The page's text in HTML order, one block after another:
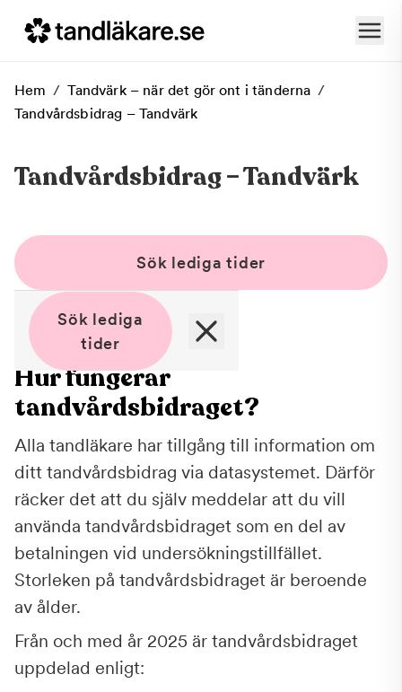
Hem / Tandvärk – när det gör ont i tänderna /
Tandvårdsbidrag – Tandvärk
Tandvårdsbidrag – Tandvärk
Sök lediga tider
Sök lediga
tider
Hur fungerar
tandvårdsbidraget?
Alla tandläkare har tillgång till information om
ditt tandvårdsbidrag via datasystemet. Därför
räcker det att du själv meddelar att du vill
använda tandvårdsbidraget som en del av
betalningen vid undersökningstillfället.
Storleken på tandvårdsbidraget är beroende
av ålder.
Från och med år 2025 är tandvårdsbidraget
uppdelad enligt: